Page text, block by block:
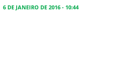
6 DE JANEIRO DE 2016 - 10:44